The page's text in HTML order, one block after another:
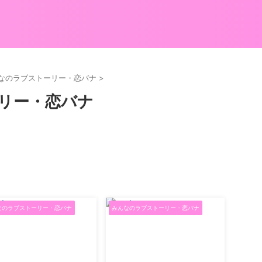
のラブストーリー・恋バナ >
ー・恋バナ
のラブストーリー・恋バナ みんなのラブストーリー・恋バナ